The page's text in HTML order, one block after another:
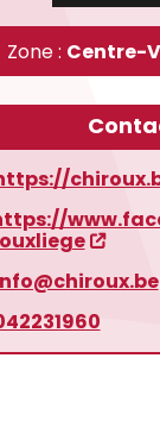
Zone : Centre-